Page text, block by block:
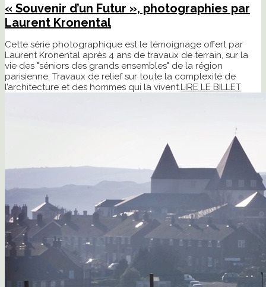
« Souvenir d’un Futur », photographies par
Laurent Kronental
Cette série photographique est le témoignage offert par
Laurent Kronental après 4 ans de travaux de terrain, sur la
vie des "séniors des grands ensembles" de la région
parisienne. Travaux de relief sur toute la complexité de
l’architecture et des hommes qui la vivent.LIRE LE BILLET